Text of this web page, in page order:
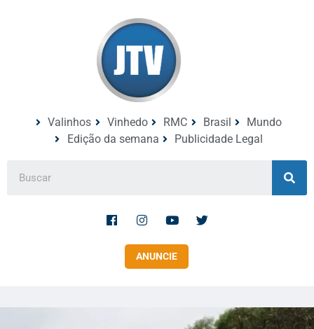
Valinhos Vinhedo RMC Brasil
Mundo
Edição da semana
Publicidade Legal
ANUNCIE